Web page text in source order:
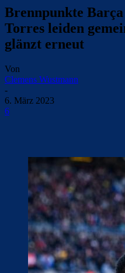
Brennpunkte
Torres leiden
glänzt erneut
Von
Clemens Wustmann
-
6. März 2023
6